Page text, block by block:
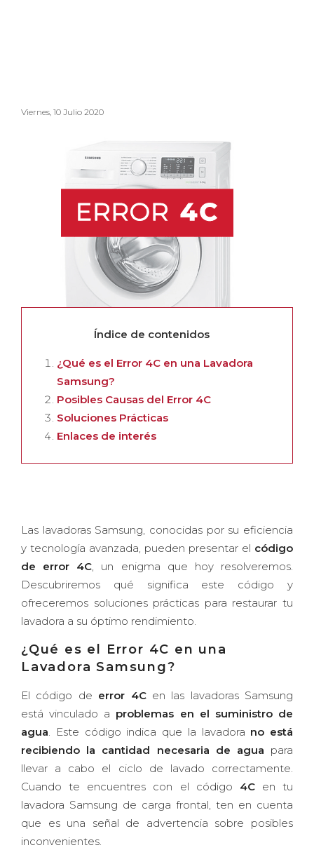
Viernes, 10 Julio 2020
Índice de contenidos
¿Qué es el Error 4C en una Lavadora
Samsung?
Posibles Causas del Error 4C
Soluciones Prácticas
Enlaces de interés
Las lavadoras Samsung, conocidas por su eficiencia
y tecnología avanzada, pueden presentar el código
de error 4C, un enigma que hoy resolveremos.
Descubriremos qué significa este código y
ofreceremos soluciones prácticas para restaurar tu
lavadora a su óptimo rendimiento.
¿Qué es el Error 4C en una
Lavadora Samsung?
El código de error 4Cen las lavadoras Samsung
está vinculado a problemas en el suministro de
agua. Este código indica que la lavadora no está
recibiendo la cantidad necesaria de agua para
llevar a cabo el ciclo de lavado correctamente.
Cuando te encuentres con el código 4Cen tu
lavadora Samsung de carga frontal, ten en cuenta
que es una señal de advertencia sobre posibles
inconvenientes.